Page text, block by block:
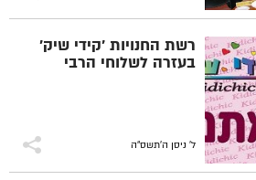
רשת החנויות 'קידי שיק'
בעזרה לשלוחי הרבי
ל' ניסן ה׳תשס״ה